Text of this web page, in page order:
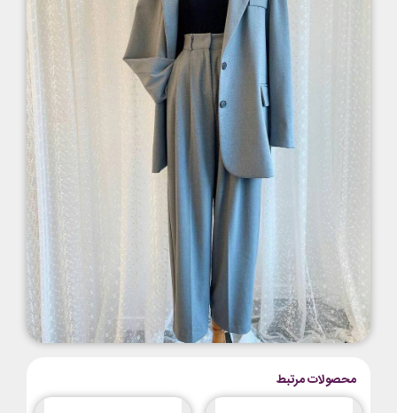
محصولات مرتبط